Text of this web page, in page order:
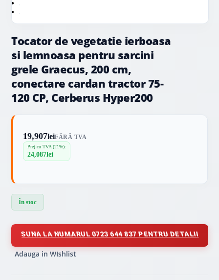
Tocator de vegetatie ierboasa
si lemnoasa pentru sarcini
grele Graecus, 200 cm,
conectare cardan tractor 75-
120 CP, Cerberus Hyper200
19,907leiFĂRĂ TVA
Preț cu TVA (21%):
24,087lei
În stoc
SUNA LA NUMARUL 0723 644 837 PENTRU DETALII
Adauga in WIshlist